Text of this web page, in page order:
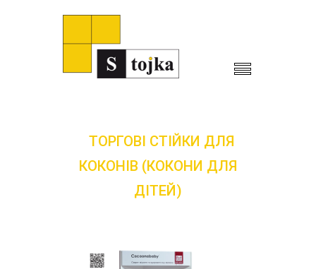
ТОРГОВІ СТІЙКИ ДЛЯ
КОКОНІВ (КОКОНИ ДЛЯ
ДІТЕЙ)